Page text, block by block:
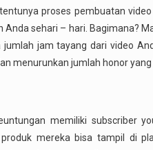
proses pembuatan
sehari – hari. Bagimana?
jam tayang dari video
menurunkan jumlah honor
memiliki subscriber
mereka bisa tampil di